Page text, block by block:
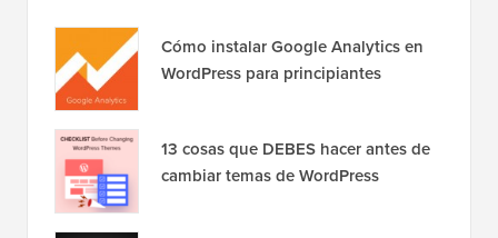
Cómo instalar Google Analytics en
WordPress para principiantes
13 cosas que DEBES hacer antes de
cambiar temas de WordPress